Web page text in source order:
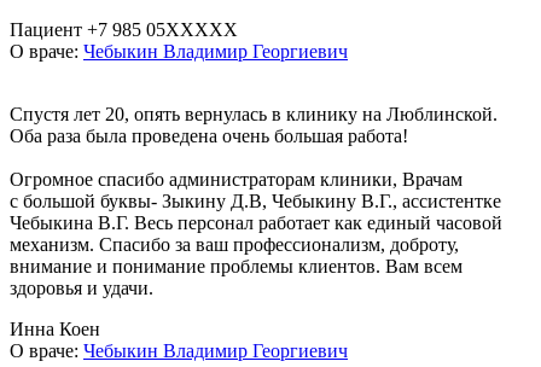
Пациент +7 985 05XXXXX
О враче: Чебыкин Владимир Георгиевич
Спустя лет 20, опять вернулась в клинику на Люблинской.
Оба раза была проведена очень большая работа!
Огромное спасибо администраторам клиники, Врачам
с большой буквы- Зыкину Д.В, Чебыкину В.Г., ассистентке
Чебыкина В.Г. Весь персонал работает как единый часовой
механизм. Спасибо за ваш профессионализм, доброту,
внимание и понимание проблемы клиентов. Вам всем
здоровья и удачи.
Инна Коен
О враче: Чебыкин Владимир Георгиевич